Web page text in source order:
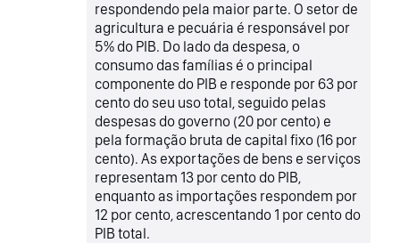
respondendo pela maior parte. O setor de
agricultura e pecuária é responsável por
5% do PIB. Do lado da despesa, o
consumo das famílias é o principal
componente do PIB e responde por 63 por
cento do seu uso total, seguido pelas
despesas do governo (20 por cento) e
pela formação bruta de capital fixo (16 por
cento). As exportações de bens e serviços
representam 13 por cento do PIB,
enquanto as importações respondem por
12 por cento, acrescentando 1 por cento do
PIB total.